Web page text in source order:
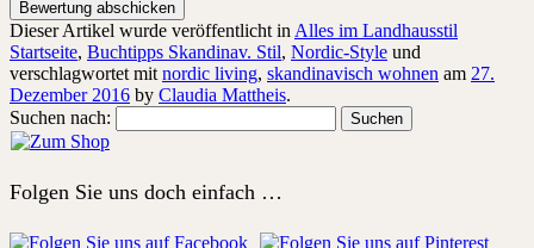
Dieser Artikel wurde veröffentlicht in Alles im Landhausstil
Startseite, Buchtipps Skandinav. Stil, Nordic-Style und
verschlagwortet mit nordic living, skandinavisch wohnen am 27.
Dezember 2016 by Claudia Mattheis.
Suchen nach:
Folgen Sie uns doch einfach …